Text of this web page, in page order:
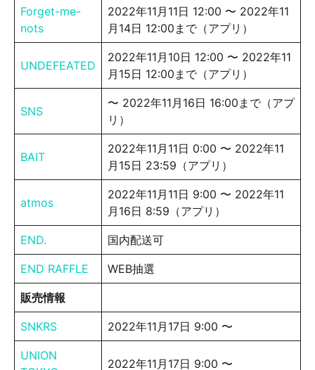
Forget-me-
nots
2022年11月11日 12:00 〜 2022年11
月14日 12:00まで（アプリ）
UNDEFEATED
2022年11月10日 12:00 〜 2022年11
月15日 12:00まで（アプリ）
SNS
〜 2022年11月16日 16:00まで（アプ
リ）
BAIT
2022年11月11日 0:00 〜 2022年11
月15日 23:59（アプリ）
atmos
2022年11月11日 9:00 〜 2022年11
月16日 8:59（アプリ）
END. 国内配送可
END RAFFLE WEB抽選
販売情報
SNKRS 2022年11月17日 9:00 〜
UNION
2022年11月17日 9:00 〜